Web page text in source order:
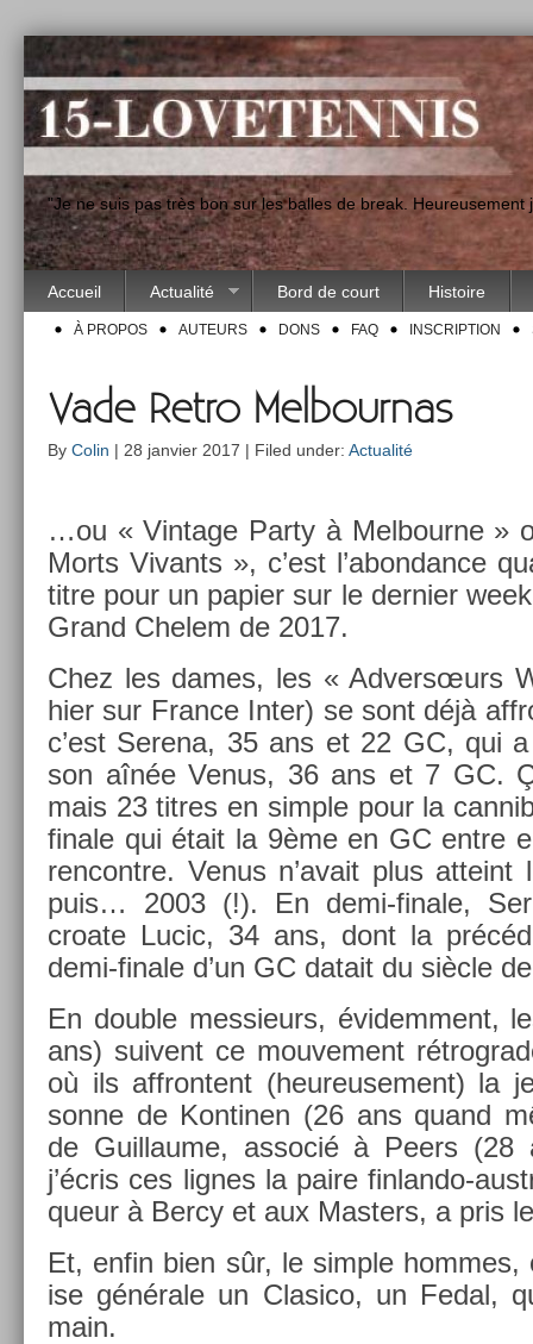
"Je ne suis pas très bon sur les balles de break.
Accueil Actualité Bord de court Histoire
À PROPOS AUTEURS DONS FAQ INSCRIPTION
Vade Retro Melbournas
By Colin | 28 janvier 2017 | Filed under: Actualité
…ou « Vin­tage Party à Mel­bour­ne »
Morts Vivants », c’est l’abon­dance
titre pour un papi­er sur le de­rni­er
Grand Chelem de 2017.
Chez les dames, les « Ad­versœurs
hier sur Fran­ce Inter) se sont déjà
c’est Serena, 35 ans et 22 GC, qui
son aînée Venus, 36 ans et 7 GC.
mais 23 tit­res en sim­ple pour la
fin­ale qui était la 9ème en GC entre
re­ncontre. Venus n’avait plus
puis… 2003 (!). En demi-finale,
croate Lucic, 34 ans, dont la
demi-finale d’un GC datait du siècle
En doub­le mes­sieurs, évidem­ment,
ans) suivent ce mouve­ment
où ils affron­tent (heureuse­ment) la
son­ne de Kon­tin­en (26 ans quand
de Guil­laume, as­socié à Peers (28
j’écris ces lig­nes la paire finlando-
queur à Bercy et aux Mast­ers, a pris
Et, enfin bien sûr, le sim­ple
ise générale un Clasico, un Fedal,
main.